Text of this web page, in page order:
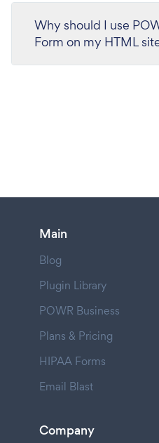
Why should I use
Form on my HTML
Main
Blog
Plugin Library
POWR Business
Plans & Pricing
HIPAA Forms
Email Blast
Company